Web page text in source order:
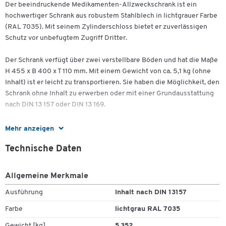
Mehr anzeigen
Der beeindruckende Medikamenten-Allzweckschrank ist ein
hochwertiger Schrank aus robustem Stahlblech in lichtgrauer Farbe
(RAL 7035). Mit seinem Zylinderschloss bietet er zuverlässigen
Schutz vor unbefugtem Zugriff Dritter.
Der Schrank verfügt über zwei verstellbare Böden und hat die Maße
H 455 x B 400 x T 110 mm. Mit einem Gewicht von ca. 5,1 kg (ohne
Inhalt) ist er leicht zu transportieren. Sie haben die Möglichkeit, den
Schrank ohne Inhalt zu erwerben oder mit einer Grundausstattung
nach DIN 13 157 oder DIN 13 169.
Der Medikamenten-Allzweckschrank bietet Ihnen die ideale
Verschließbar (Zylinderschloß)
2 verstellbare Böden
Gewicht: ca. 5,1 kg, ohne Inhalt
Material: Stahlblech
Technische Daten
Allgemeine Merkmale
Ausführung Inhalt nach DIN 13157
Farbe lichtgrau RAL 7035
Zum Zoomen doppeltippen